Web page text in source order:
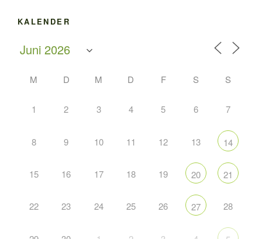
KALENDER
M D M D F S S
1 2 3 4 5 6 7
8 9 10 11 12 13 14
15 16 17 18 19 20 21
22 23 24 25 26 27 28